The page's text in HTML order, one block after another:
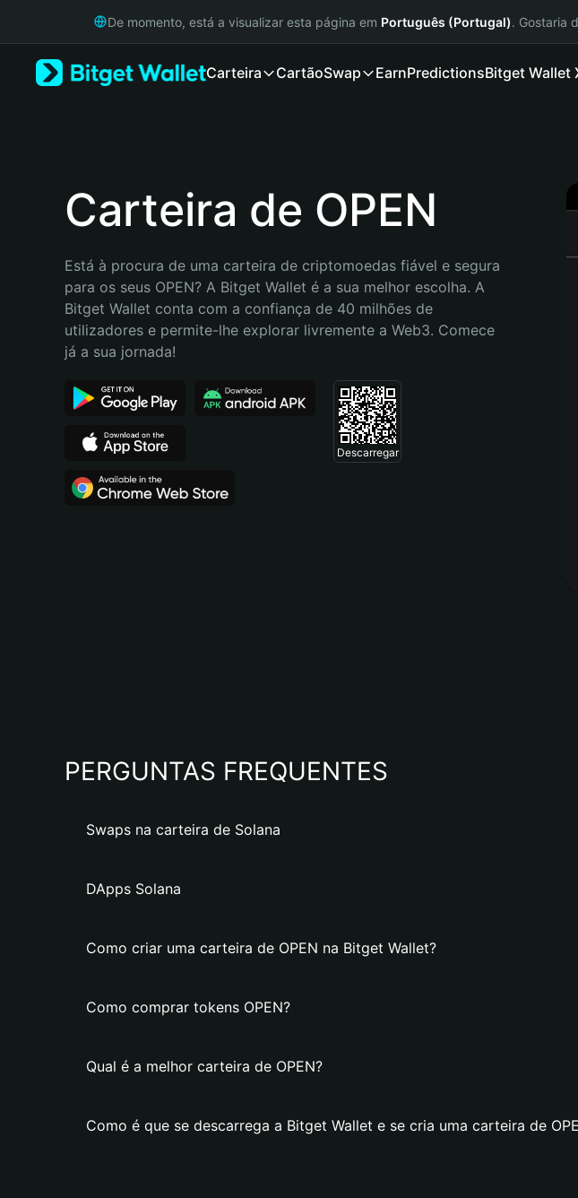
Русский
Bahasa Indonesia
Español (Argentina)
De momento, está a visualizar esta página em Português (Portugal). Gostaria
Carteira CartãoSwap EarnPredictionsBitget Wallet
Carteira de OPEN
Está à procura de uma carteira de criptomoedas fiável e segura
para os seus OPEN? A Bitget Wallet é a sua melhor escolha. A
Bitget Wallet conta com a confiança de 40 milhões de
utilizadores e permite-lhe explorar livremente a Web3. Comece
já a sua jornada!
Descarregar
PERGUNTAS FREQUENTES
Swaps na carteira de Solana
DApps Solana
Como criar uma carteira de OPEN na Bitget Wallet?
Como comprar tokens OPEN?
Qual é a melhor carteira de OPEN?
Como é que se descarrega a Bitget Wallet e se cria uma carteira de